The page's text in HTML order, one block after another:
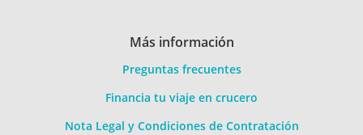
Más información
Preguntas frecuentes
Financia tu viaje en crucero
Nota Legal y Condiciones de Contratación